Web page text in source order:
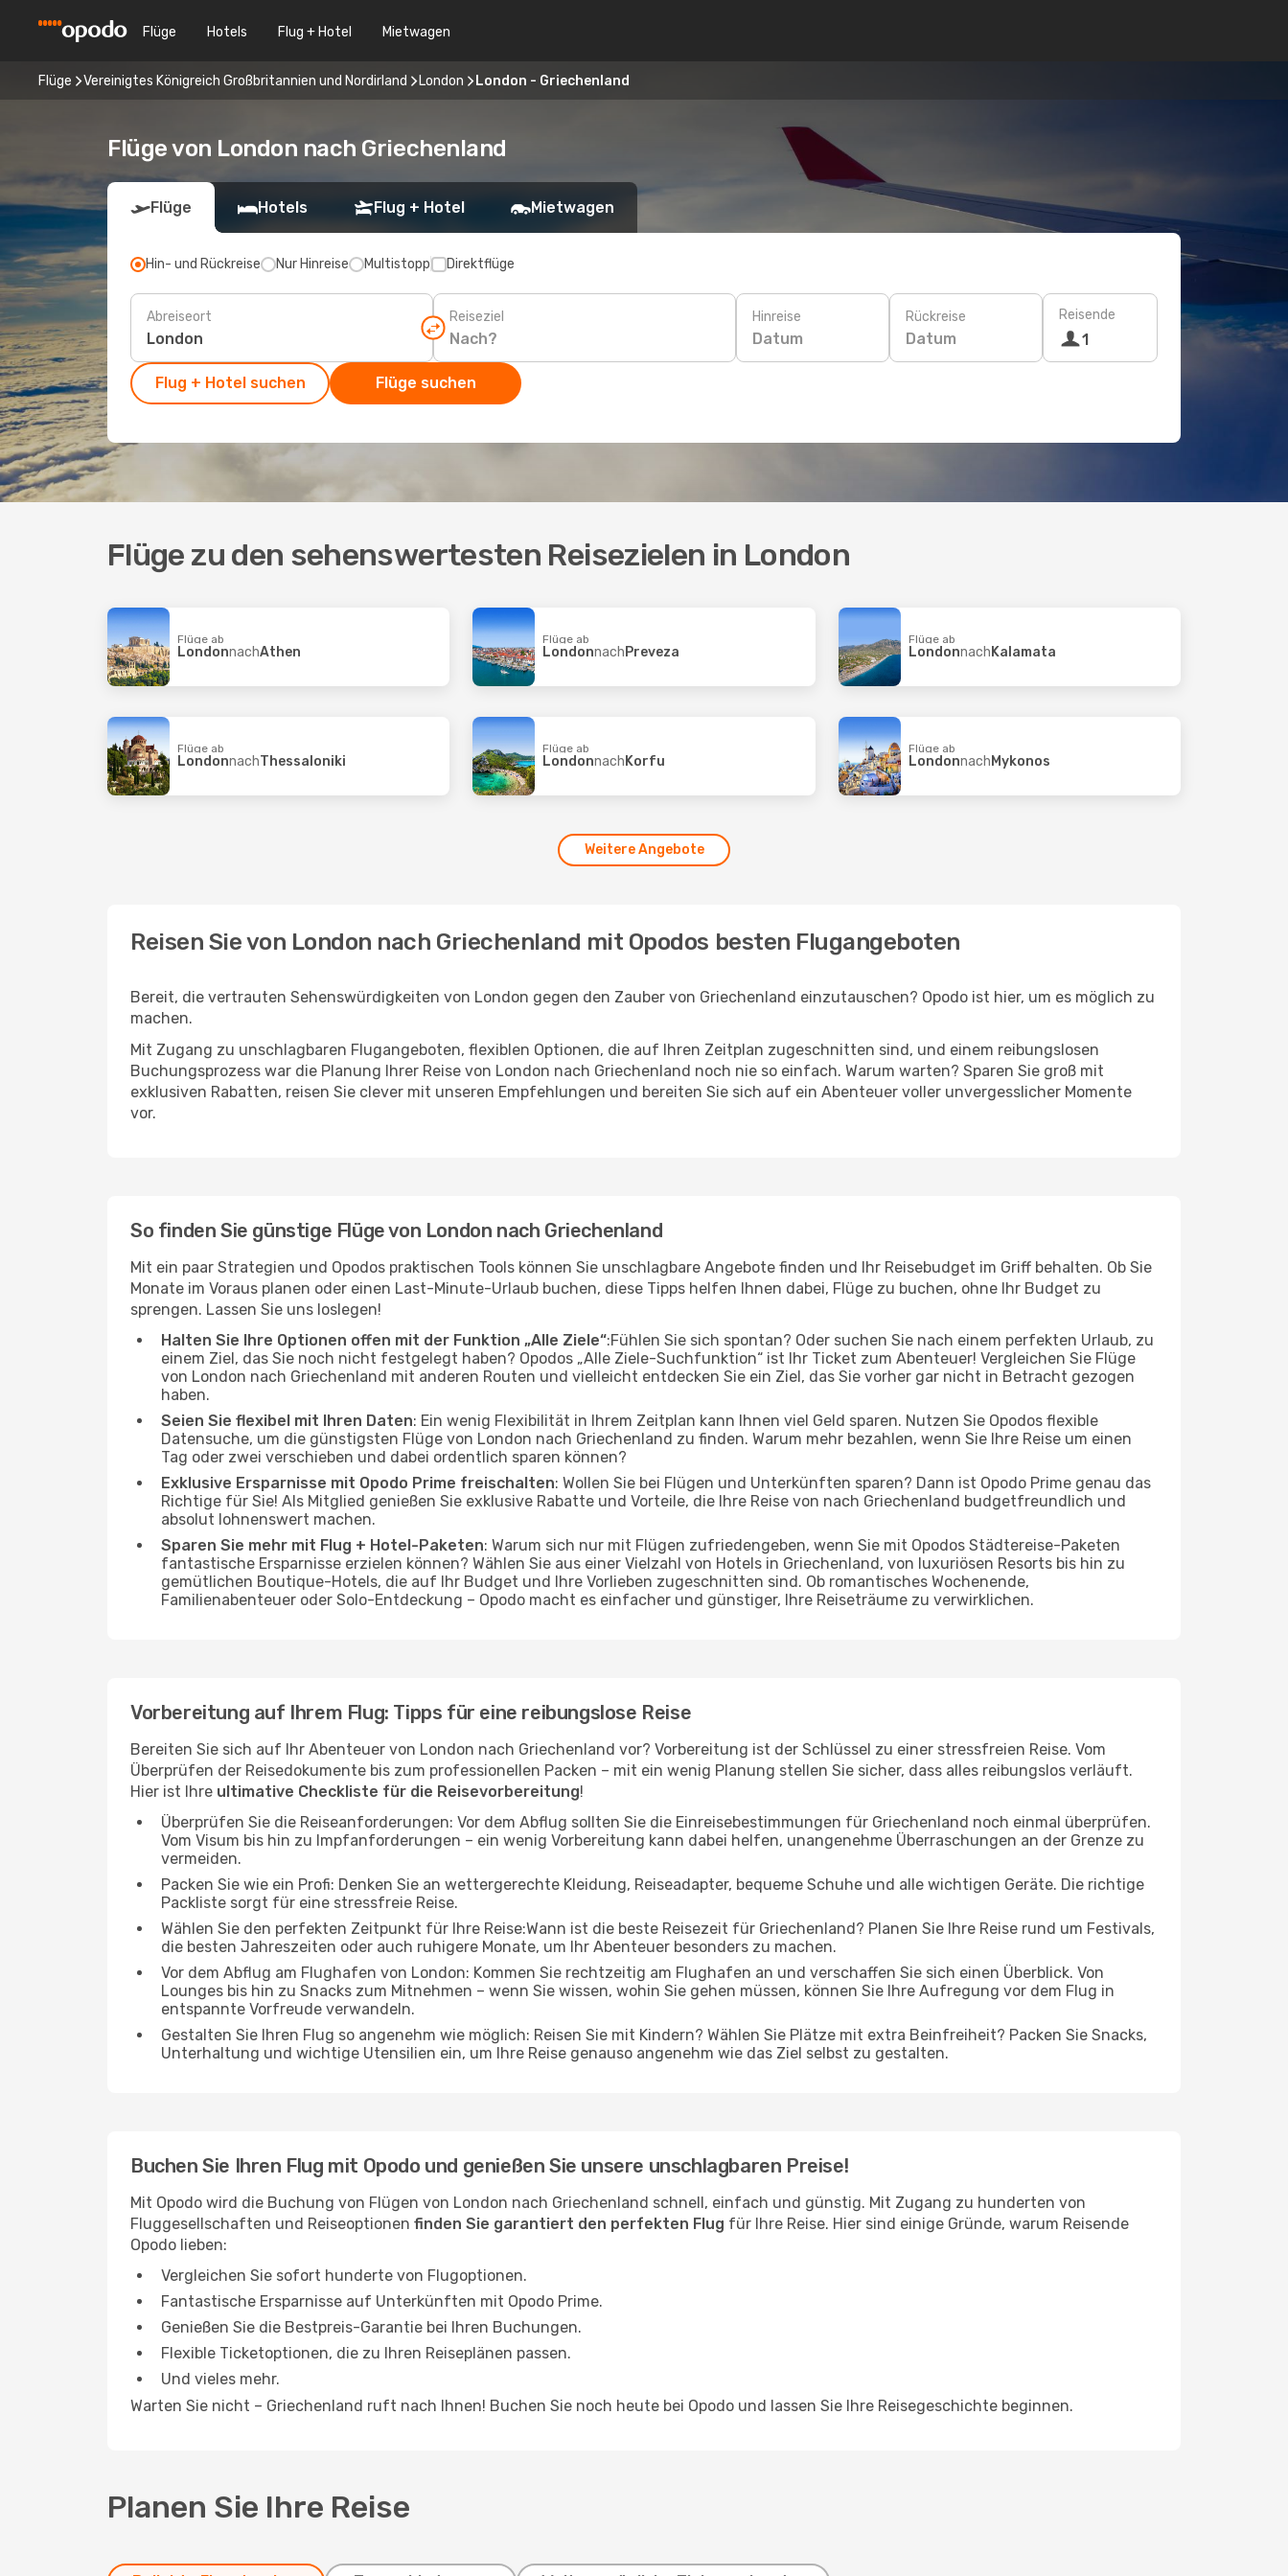
Flüge Hotels Flug + Hotel Mietwagen
Flüge Vereinigtes Königreich Großbritannien und Nordirland London London - Griechenland
Flüge von London nach Griechenland
Flüge Hotels Flug + Hotel Mietwagen
Hin- und Rückreise Nur Hinreise Multistopp Direktflüge
Abreiseort Reiseziel Hinreise
Datum
Rückreise
Datum
Reisende
1
Flug + Hotel suchen Flüge suchen
Flüge zu den sehenswertesten Reisezielen in London
Flüge ab
LondonnachAthen
Flüge ab
LondonnachPreveza
Flüge ab
LondonnachKalamata
Flüge ab
LondonnachThessaloniki
Flüge ab
LondonnachKorfu
Flüge ab
LondonnachMykonos
Weitere Angebote
Reisen Sie von London nach Griechenland mit Opodos besten Flugangeboten
Bereit, die vertrauten Sehenswürdigkeiten von London gegen den Zauber von Griechenland einzutauschen? Opodo ist hier, um es möglich zu
machen.
Mit Zugang zu unschlagbaren Flugangeboten, flexiblen Optionen, die auf Ihren Zeitplan zugeschnitten sind, und einem reibungslosen
Buchungsprozess war die Planung Ihrer Reise von London nach Griechenland noch nie so einfach. Warum warten? Sparen Sie groß mit
exklusiven Rabatten, reisen Sie clever mit unseren Empfehlungen und bereiten Sie sich auf ein Abenteuer voller unvergesslicher Momente
vor.
So finden Sie günstige Flüge von London nach Griechenland
Mit ein paar Strategien und Opodos praktischen Tools können Sie unschlagbare Angebote finden und Ihr Reisebudget im Griff behalten. Ob Sie
Monate im Voraus planen oder einen Last-Minute-Urlaub buchen, diese Tipps helfen Ihnen dabei, Flüge zu buchen, ohne Ihr Budget zu
sprengen. Lassen Sie uns loslegen!
Halten Sie Ihre Optionen offen mit der Funktion „Alle Ziele“:Fühlen Sie sich spontan? Oder suchen Sie nach einem perfekten Urlaub, zu
einem Ziel, das Sie noch nicht festgelegt haben? Opodos „Alle Ziele-Suchfunktion“ ist Ihr Ticket zum Abenteuer! Vergleichen Sie Flüge
von London nach Griechenland mit anderen Routen und vielleicht entdecken Sie ein Ziel, das Sie vorher gar nicht in Betracht gezogen
haben.
Seien Sie flexibel mit Ihren Daten: Ein wenig Flexibilität in Ihrem Zeitplan kann Ihnen viel Geld sparen. Nutzen Sie Opodos flexible
Datensuche, um die günstigsten Flüge von London nach Griechenland zu finden. Warum mehr bezahlen, wenn Sie Ihre Reise um einen
Tag oder zwei verschieben und dabei ordentlich sparen können?
Exklusive Ersparnisse mit Opodo Prime freischalten: Wollen Sie bei Flügen und Unterkünften sparen? Dann ist Opodo Prime genau das
Richtige für Sie! Als Mitglied genießen Sie exklusive Rabatte und Vorteile, die Ihre Reise von nach Griechenland budgetfreundlich und
absolut lohnenswert machen.
Sparen Sie mehr mit Flug + Hotel-Paketen: Warum sich nur mit Flügen zufriedengeben, wenn Sie mit Opodos Städtereise-Paketen
fantastische Ersparnisse erzielen können? Wählen Sie aus einer Vielzahl von Hotels in Griechenland, von luxuriösen Resorts bis hin zu
gemütlichen Boutique-Hotels, die auf Ihr Budget und Ihre Vorlieben zugeschnitten sind. Ob romantisches Wochenende,
Familienabenteuer oder Solo-Entdeckung – Opodo macht es einfacher und günstiger, Ihre Reiseträume zu verwirklichen.
Vorbereitung auf Ihrem Flug: Tipps für eine reibungslose Reise
Bereiten Sie sich auf Ihr Abenteuer von London nach Griechenland vor? Vorbereitung ist der Schlüssel zu einer stressfreien Reise. Vom
Überprüfen der Reisedokumente bis zum professionellen Packen – mit ein wenig Planung stellen Sie sicher, dass alles reibungslos verläuft.
Hier ist Ihre ultimative Checkliste für die Reisevorbereitung!
Überprüfen Sie die Reiseanforderungen: Vor dem Abflug sollten Sie die Einreisebestimmungen für Griechenland noch einmal überprüfen.
Vom Visum bis hin zu Impfanforderungen – ein wenig Vorbereitung kann dabei helfen, unangenehme Überraschungen an der Grenze zu
vermeiden.
Packen Sie wie ein Profi: Denken Sie an wettergerechte Kleidung, Reiseadapter, bequeme Schuhe und alle wichtigen Geräte. Die richtige
Packliste sorgt für eine stressfreie Reise.
Wählen Sie den perfekten Zeitpunkt für Ihre Reise:Wann ist die beste Reisezeit für Griechenland? Planen Sie Ihre Reise rund um Festivals,
die besten Jahreszeiten oder auch ruhigere Monate, um Ihr Abenteuer besonders zu machen.
Vor dem Abflug am Flughafen von London: Kommen Sie rechtzeitig am Flughafen an und verschaffen Sie sich einen Überblick. Von
Lounges bis hin zu Snacks zum Mitnehmen – wenn Sie wissen, wohin Sie gehen müssen, können Sie Ihre Aufregung vor dem Flug in
entspannte Vorfreude verwandeln.
Gestalten Sie Ihren Flug so angenehm wie möglich: Reisen Sie mit Kindern? Wählen Sie Plätze mit extra Beinfreiheit? Packen Sie Snacks,
Unterhaltung und wichtige Utensilien ein, um Ihre Reise genauso angenehm wie das Ziel selbst zu gestalten.
Buchen Sie Ihren Flug mit Opodo und genießen Sie unsere unschlagbaren Preise!
Mit Opodo wird die Buchung von Flügen von London nach Griechenland schnell, einfach und günstig. Mit Zugang zu hunderten von
Fluggesellschaften und Reiseoptionen finden Sie garantiert den perfekten Flug für Ihre Reise. Hier sind einige Gründe, warum Reisende
Opodo lieben:
Vergleichen Sie sofort hunderte von Flugoptionen.
Fantastische Ersparnisse auf Unterkünften mit Opodo Prime.
Genießen Sie die Bestpreis-Garantie bei Ihren Buchungen.
Flexible Ticketoptionen, die zu Ihren Reiseplänen passen.
Und vieles mehr.
Warten Sie nicht – Griechenland ruft nach Ihnen! Buchen Sie noch heute bei Opodo und lassen Sie Ihre Reisegeschichte beginnen.
Planen Sie Ihre Reise